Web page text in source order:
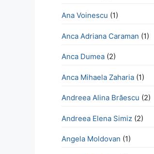
Ana Voinescu (1)
Anca Adriana Caraman (1)
Anca Dumea (2)
Anca Mihaela Zaharia (1)
Andreea Alina Brăescu (2)
Andreea Elena Simiz (2)
Angela Moldovan (1)